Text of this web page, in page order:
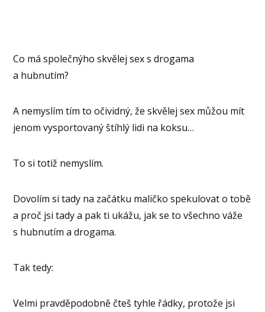
Co má společnýho skvělej sex s drogama
a hubnutím?
A nemyslím tím to očividný, že skvělej sex můžou mít
jenom vysportovaný štíhlý lidi na koksu…
To si totiž nemyslím.
Dovolím si tady na začátku maličko spekulovat o tobě
a proč jsi tady a pak ti ukážu, jak se to všechno váže
s hubnutím a drogama.
Tak tedy:
Velmi pravděpodobně čteš tyhle řádky, protože jsi